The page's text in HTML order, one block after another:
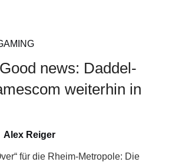
news: Daddel-
weiterhin in
Alex Reiger
für die Rheim-Metropole: Die